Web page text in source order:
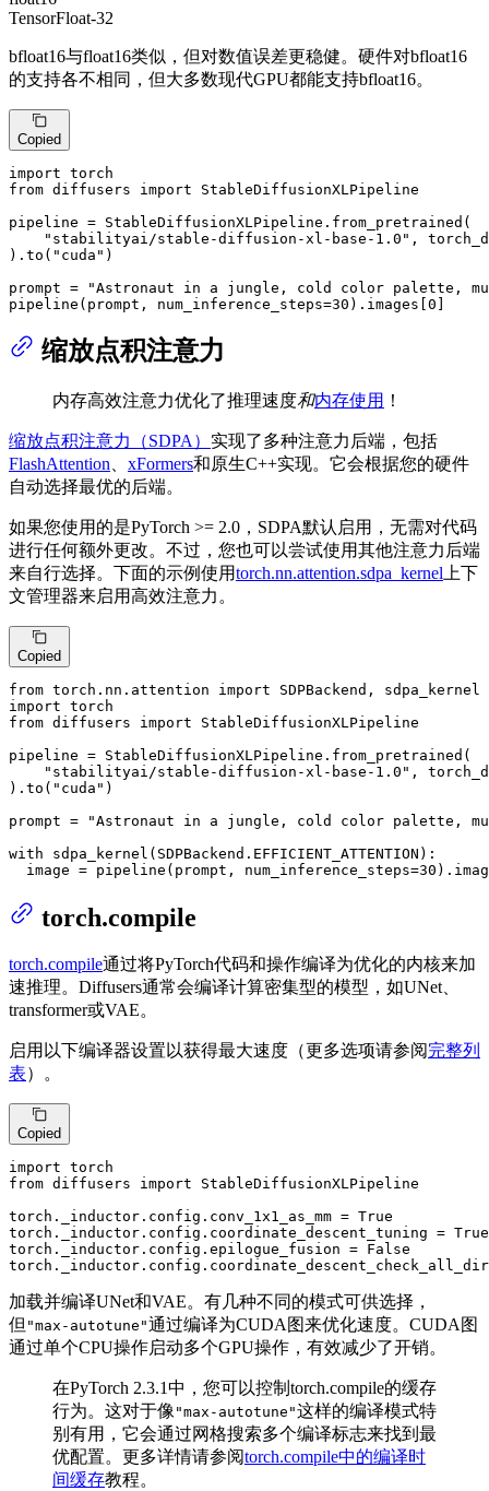
TensorFloat-32
bfloat16与float16类似，但对数值误差更稳健。硬件对bfloat16
的支持各不相同，但大多数现代GPU都能支持bfloat16。
Copied
import
from diffusers import StableDiffusionXLPipeline
pipeline = StableDiffusionXLPipeline.from_pretrained(
"stabilityai/stable-diffusion-xl-base-1.0" ,
).to( "cuda" )
prompt =
"Astronaut in a jungle, cold color palette,
pipeline(prompt, num_inference_steps=30 ).images[0 ]
缩放点积注意力
内存高效注意力优化了推理速度和内存使用 ！
缩放点积注意力（SDPA） 实现了多种注意力后端，包括
FlashAttention
xFormers和原生C++实现。它会根据您的硬件
自动选择最优的后端。
如果您使用的是PyTorch >= 2.0，SDPA默认启用，无需对代码
进行任何额外更改。不过，您也可以尝试使用其他注意力后端
来自行选择。下面的示例使用torch.nn.attention.sdpa_kernel 上下
文管理器来启用高效注意力。
Copied
from torch.nn.attention import
import
from diffusers import StableDiffusionXLPipeline
pipeline = StableDiffusionXLPipeline.from_pretrained(
"stabilityai/stable-diffusion-xl-base-1.0" ,
).to( "cuda" )
prompt =
"Astronaut in a jungle, cold color palette,
with sdpa_kernel(SDPBackend.EFFICIENT_ATTENTION):
  image = pipeline(prompt, num_inference_steps=
30
torch.compile
torch.compile通过将PyTorch代码和操作编译为优化的内核来加
速推理。Diffusers通常会编译计算密集型的模型，如UNet、
transformer或VAE。
启用以下编译器设置以获得最大速度（更多选项请参阅 完整列
表）。
Copied
import
from diffusers import StableDiffusionXLPipeline
torch._inductor.config.conv_1x1_as_mm = True
torch._inductor.config.coordinate_descent_tuning = True
torch._inductor.config.epilogue_fusion = False
加载并编译UNet和VAE。有几种不同的模式可供选择，
但 "max-autotune"通过编译为CUDA图来优化速度。CUDA图
通过单个CPU操作启动多个GPU操作，有效减少了开销。
在PyTorch 2.3.1中，您可以控制torch.compile的缓存
行为。这对于像 "max-autotune"这样的编译模式特
别有用，它会通过网格搜索多个编译标志来找到最
优配置。更多详情请参阅torch.compile中的编译时
间缓存教程。